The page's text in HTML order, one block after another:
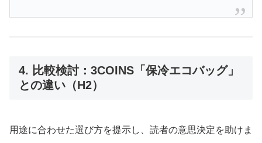
4. 比較検討：3COINS「保冷エコバッグ」
との違い（H2）
用途に合わせた選び方を提示し、読者の意思決定を助けま